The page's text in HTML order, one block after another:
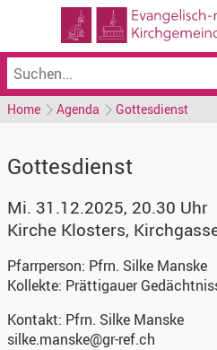
Home Agenda Gottesdienst
Gottesdienst
Mi. 31.12.2025, 20.30 Uhr
Kirche Klosters,
Pfarrperson: Pfrn. Silke Manske
Kollekte: Prättigauer
Kontakt: Pfrn. Silke Manske
silke.manske@gr-ref.ch